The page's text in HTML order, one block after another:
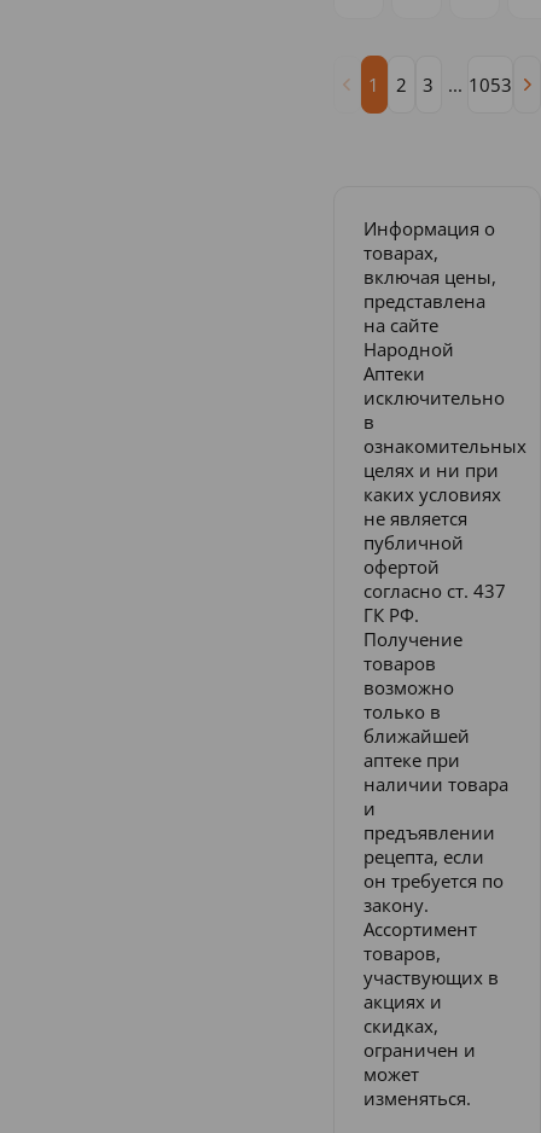
1 2 3 ... 1053
Информация о
товарах,
включая цены,
представлена
на сайте
Народной
Аптеки
исключительно
в
ознакомительных
целях и ни при
каких условиях
не является
публичной
офертой
согласно ст. 437
ГК РФ.
Получение
товаров
возможно
только в
ближайшей
аптеке при
наличии товара
и
предъявлении
рецепта, если
он требуется по
закону.
Ассортимент
товаров,
участвующих в
акциях и
скидках,
ограничен и
может
изменяться.